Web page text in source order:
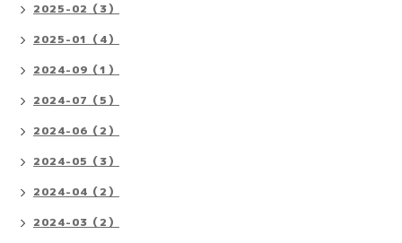
2025-02（3）
2025-01（4）
2024-09（1）
2024-07（5）
2024-06（2）
2024-05（3）
2024-04（2）
2024-03（2）